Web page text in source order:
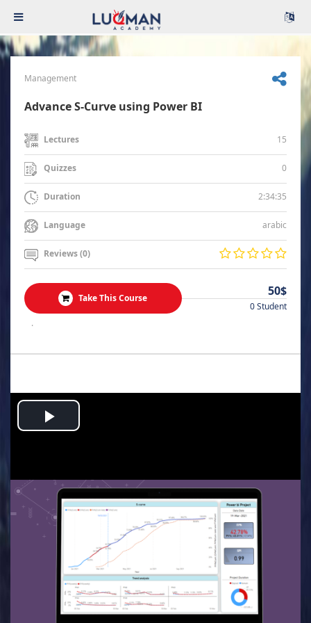
Management
Advance S-Curve using Power BI
Lectures 15
Quizzes 0
Duration 2:34:35
Language arabic
Reviews (0)
Take This Course 50$
0 Student
.
Play